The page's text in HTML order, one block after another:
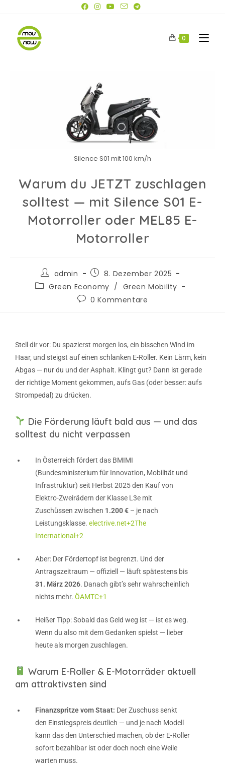
0
Silence S01 mit 100 km/h
Warum du JETZT zuschlagen
solltest — mit Silence S01 E-
Motorroller oder MEL85 E-
Motorroller
admin
8. Dezember 2025
Green Economy / Green Mobility
0 Kommentare
Stell dir vor: Du spazierst morgen los, ein bisschen Wind im
Haar, und steigst auf einen schlanken E-Roller. Kein Lärm, kein
Abgas — nur du und der Asphalt. Klingt gut? Dann ist gerade
der richtige Moment gekommen, aufs Gas (oder besser: aufs
Strompedal) zu drücken.
Die Förderung läuft bald aus — und das
solltest du nicht verpassen
In Österreich fördert das BMIMI
(Bundesministerium für Innovation, Mobilität und
Infrastruktur) seit Herbst 2025 den Kauf von
Elektro-Zweirädern der Klasse L3e mit
Zuschüssen zwischen 1.200 € – je nach
Leistungsklasse. electrive.net+2The
International+2
Aber: Der Fördertopf ist begrenzt. Und der
Antragszeitraum — offiziell — läuft spätestens bis
31. März 2026. Danach gibt’s sehr wahrscheinlich
nichts mehr. ÖAMTC+1
Heißer Tipp: Sobald das Geld weg ist — ist es weg.
Wenn du also mit dem Gedanken spielst — lieber
heute als morgen zuschlagen.
Warum E-Roller & E-Motorräder aktuell
am attraktivsten sind
Finanzspritze vom Staat: Der Zuschuss senkt
den Einstiegspreis deutlich — und je nach Modell
kann das den Unterschied machen, ob der E-Roller
sofort bezahlbar ist oder doch noch eine Weile
warten muss.